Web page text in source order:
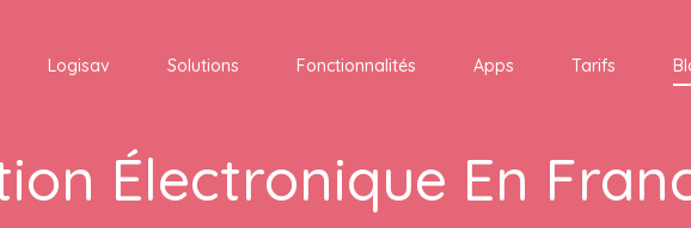
Logisav Solutions Fonctionnalités Apps Tarifs
Électronique En